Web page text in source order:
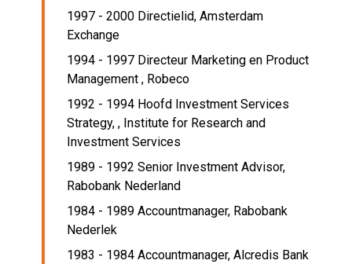
1997 - 2000 Directielid, Amsterdam
Exchange
1994 - 1997 Directeur Marketing en Product
Management , Robeco
1992 - 1994 Hoofd Investment Services
Strategy, , Institute for Research and
Investment Services
1989 - 1992 Senior Investment Advisor,
Rabobank Nederland
1984 - 1989 Accountmanager, Rabobank
Nederlek
1983 - 1984 Accountmanager, Alcredis Bank